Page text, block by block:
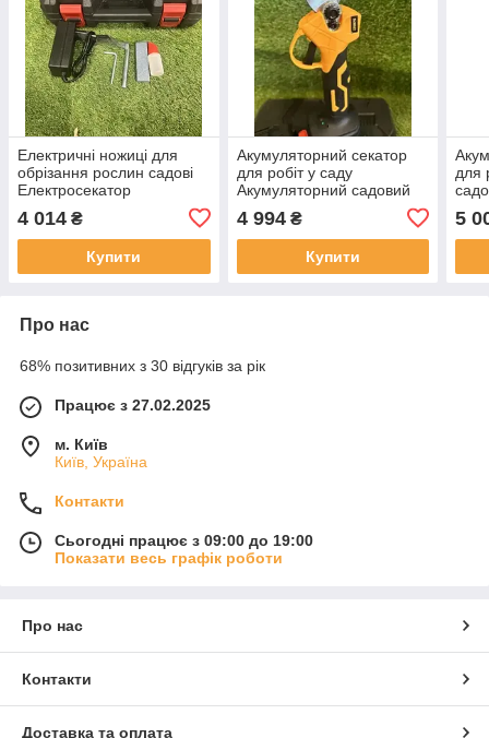
Електричні ножиці для
обрізання рослин садові
Електросекатор
акумуляторний Makita 48V
6Ah ,Секатор діаметр різу
30 мм ,Електричні
4 014 ₴
Купити
Акумуляторний секатор
для робіт у саду
Акумуляторний садовий
секатор DeWalt вага 1.4 кг,
2 АКБ, Секатори для саду
діаметр різу 35
4 994₴
Купити
для
для
А·ч
5
Про нас
68% позитивних з 30 відгуків за рік
Працює з 27.02.2025
м. Київ
Київ, Україна
Контакти
Сьогодні працює з 09:00 до 19:00
Показати весь графік роботи
Про нас
Контакти
Доставка та оплата